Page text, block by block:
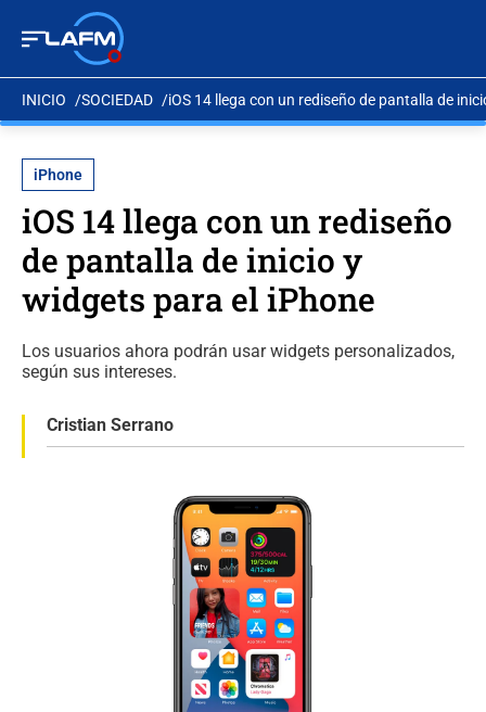
INICIO SOCIEDAD iOS 14 llega con un rediseño de pantalla de
iPhone
iOS 14 llega con un rediseño
de pantalla de inicio y
widgets para el iPhone
Los usuarios ahora podrán usar widgets personalizados,
según sus intereses.
Cristian Serrano